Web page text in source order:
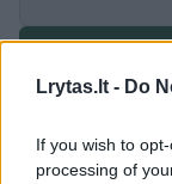
Lrytas.lt - Do
If you wish to
processing of